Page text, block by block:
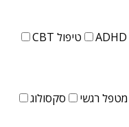
טיפול CBT
מטפל רגשי
סקסולוג